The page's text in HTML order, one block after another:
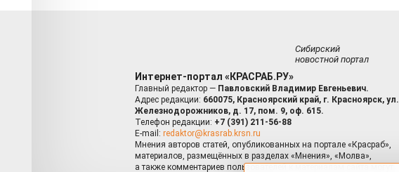
Сибирский
новостной портал
Интернет-портал «КРАСРАБ.РУ»
Главный редактор — Павловский Владимир Евгеньевич.
Адрес редакции: 660075, Красноярский край, г. Красноярск, ул.
Железнодорожников, д. 17, пом. 9, оф. 615.
Телефон редакции: +7 (391) 211-56-88
E-mail: redaktor@krasrab.krsn.ru
Мнения авторов статей, опубликованных на портале «Красраб»,
материалов, размещённых в разделах «Мнения», «Молва»,
а также комментариев пользователей к материалам сайта могут